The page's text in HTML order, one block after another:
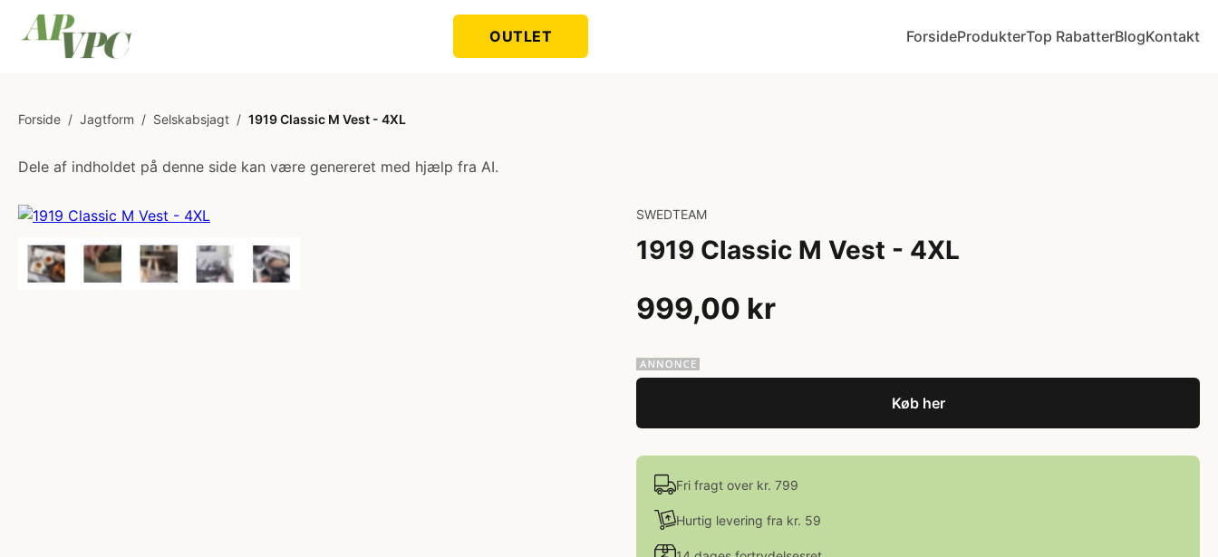
OUTLET ForsideProdukterTop RabatterBlogKontakt
Forside / Jagtform / Selskabsjagt / 1919 Classic M Vest - 4XL
Dele af indholdet på denne side kan være genereret med hjælp fra AI.
SWEDTEAM
1919 Classic M Vest - 4XL
999,00 kr
Køb her
Fri fragt over kr. 799
Hurtig levering fra kr. 59